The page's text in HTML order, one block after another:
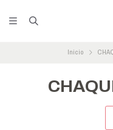
Inicio